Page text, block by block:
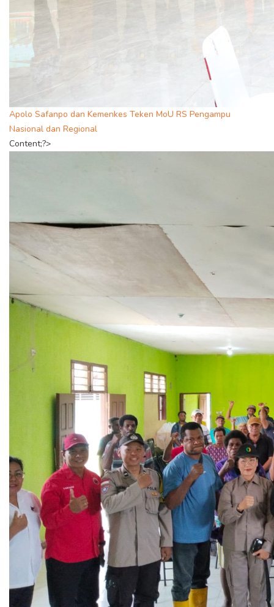
Apolo Safanpo dan Kemenkes Teken MoU RS Pengampu
Nasional dan Regional
Content;?>